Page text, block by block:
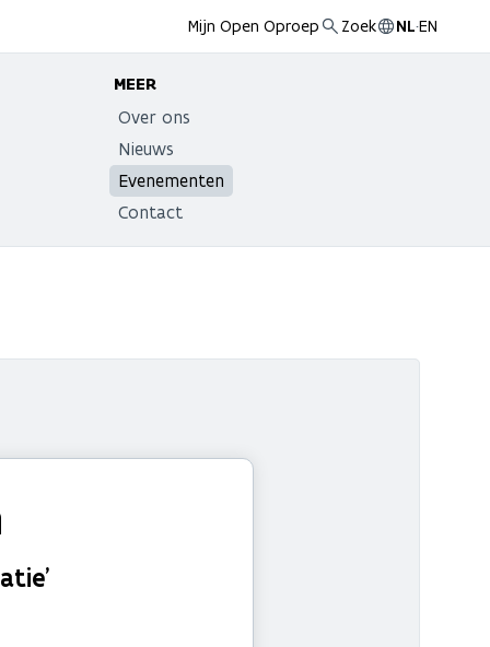
Mijn Open Oproep Zoek NL·EN
MEER
Over ons
Nieuws
Evenementen
Contact